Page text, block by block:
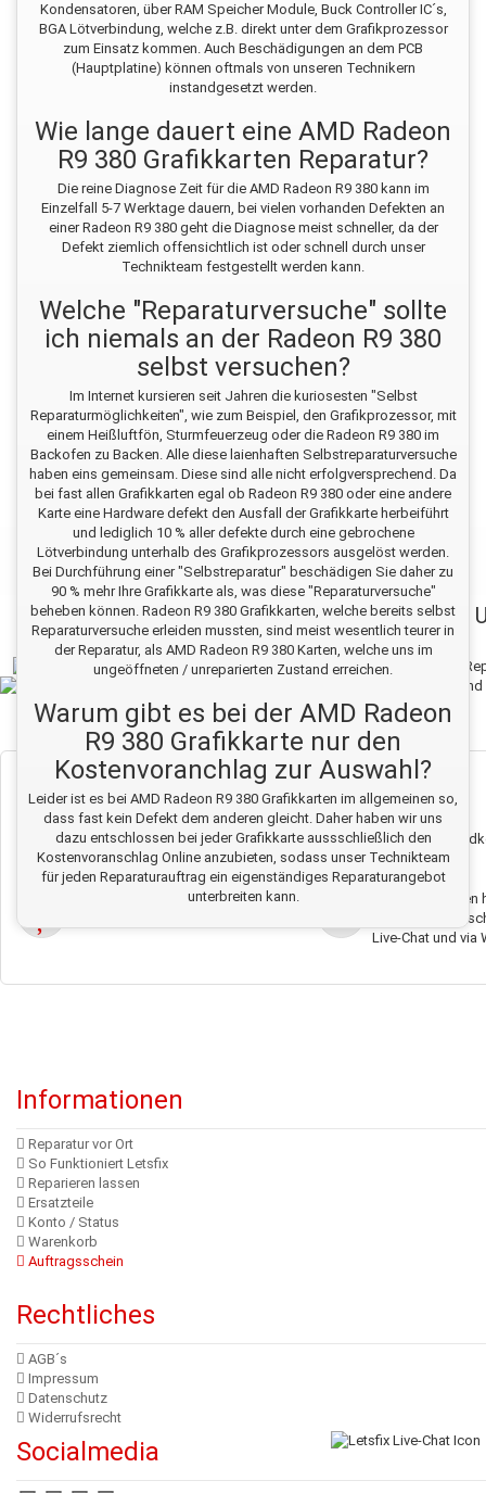
Kondensatoren, über RAM Speicher Module, Buck Controller IC´s,
BGA Lötverbindung, welche z.B. direkt unter dem Grafikprozessor
zum Einsatz kommen. Auch Beschädigungen an dem PCB
(Hauptplatine) können oftmals von unseren Technikern
instandgesetzt werden.
Wie lange dauert eine AMD Radeon
R9 380 Grafikkarten Reparatur?
Die reine Diagnose Zeit für die AMD Radeon R9 380 kann im
Einzelfall 5-7 Werktage dauern, bei vielen vorhanden Defekten an
einer Radeon R9 380 geht die Diagnose meist schneller, da der
Defekt ziemlich offensichtlich ist oder schnell durch unser
Technikteam festgestellt werden kann.
Welche "Reparaturversuche" sollte
ich niemals an der Radeon R9 380
selbst versuchen?
Im Internet kursieren seit Jahren die kuriosesten "Selbst
Reparaturmöglichkeiten", wie zum Beispiel, den Grafikprozessor, mit
einem Heißluftfön, Sturmfeuerzeug oder die Radeon R9 380 im
Backofen zu Backen. Alle diese laienhaften Selbstreparaturversuche
haben eins gemeinsam. Diese sind alle nicht erfolgversprechend. Da
bei fast allen Grafikkarten egal ob Radeon R9 380 oder eine andere
Karte eine Hardware defekt den Ausfall der Grafikkarte herbeiführt
und lediglich 10 % aller defekte durch eine gebrochene
Lötverbindung unterhalb des Grafikprozessors ausgelöst werden.
Bei Durchführung einer "Selbstreparatur" beschädigen Sie daher zu
90 % mehr Ihre Grafikkarte als, was diese "Reparaturversuche"
beheben können. Radeon R9 380 Grafikkarten, welche bereits selbst
Reparaturversuche erleiden mussten, sind meist wesentlich teurer in
der Reparatur, als AMD Radeon R9 380 Karten, welche uns im
ungeöffneten / unreparierten Zustand erreichen.
Warum gibt es bei der AMD Radeon
R9 380 Grafikkarte nur den
Kostenvoranchlag zur Auswahl?
Leider ist es bei AMD Radeon R9 380 Grafikkarten im allgemeinen so,
dass fast kein Defekt dem anderen gleicht. Daher haben wir uns
dazu entschlossen bei jeder Grafikkarte aussschließlich den
Kostenvoranschlag Online anzubieten, sodass unser Technikteam
für jeden Reparaturauftrag ein eigenständiges Reparaturangebot
unterbreiten kann.
UnsereLETSFIXGarantie
Wir Reparieren zum Festpreis, keine
Versteckten Kosten.
Die
kostenfrei.
Auf alle Reparaturen gibt es bis zu 12
Wenn Sie
Sie da
Live-Chat und via
Informationen
Reparatur vor Ort
So Funktioniert Letsfix
Reparieren lassen
Ersatzteile
Konto / Status
Warenkorb
Auftragsschein
Rechtliches
AGB´s
Impressum
Datenschutz
Widerrufsrecht
Socialmedia